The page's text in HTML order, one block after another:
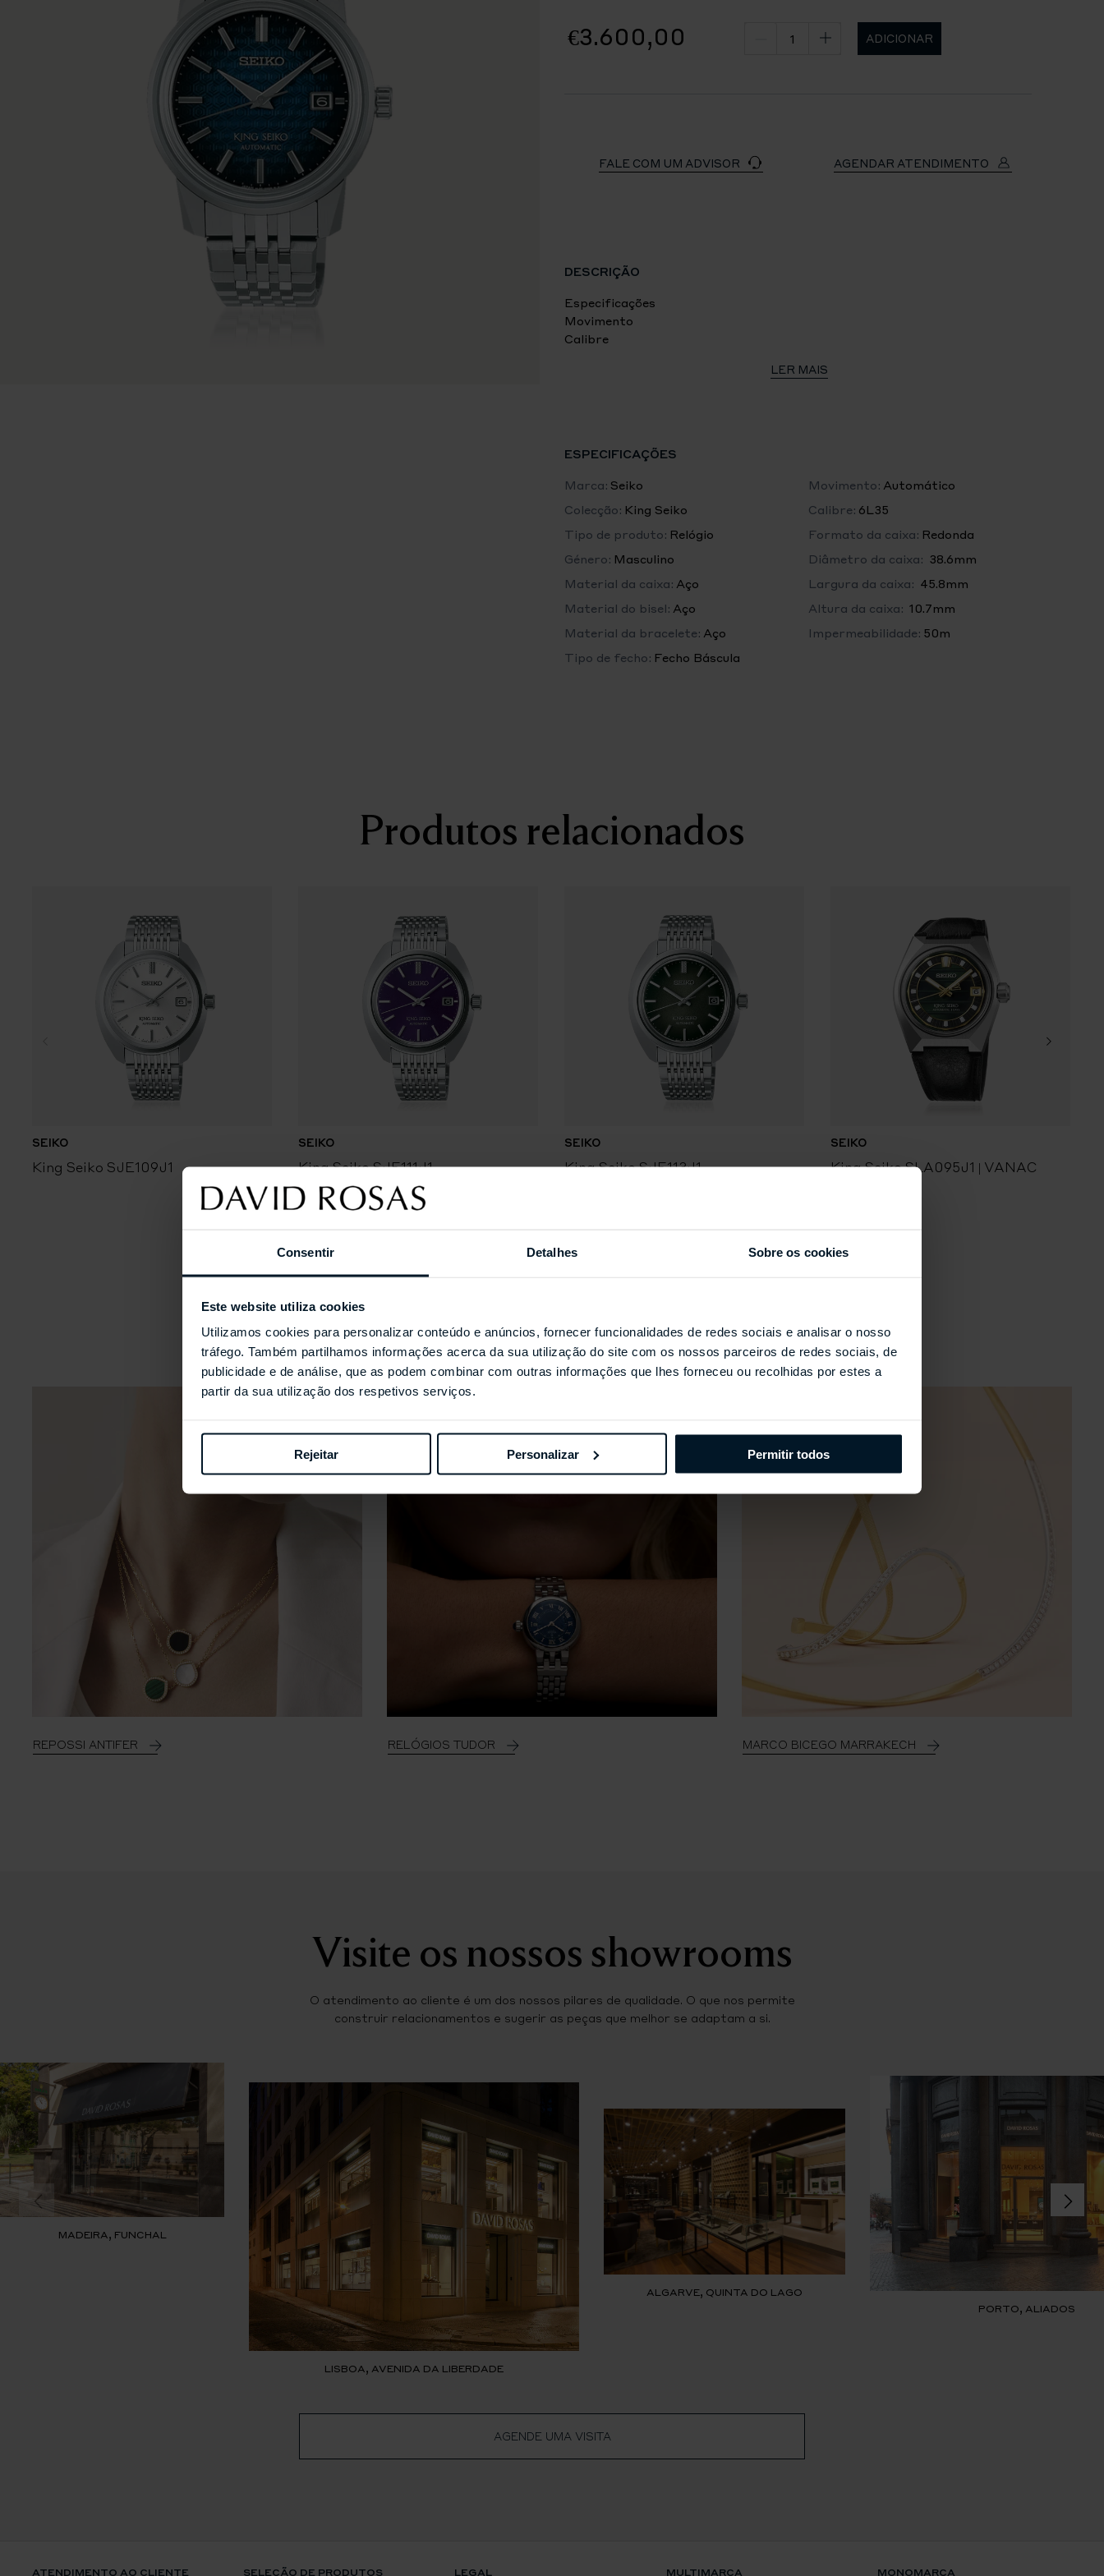
Consentir Detalhes Sobre os cookies
Este website utiliza cookies
Utilizamos cookies para personalizar conteúdo e anúncios, fornecer funcionalidades de redes sociais e analisar o nosso
tráfego. Também partilhamos informações acerca da sua utilização do site com os nossos parceiros de redes sociais, de
publicidade e de análise, que as podem combinar com outras informações que lhes forneceu ou recolhidas por estes a
partir da sua utilização dos respetivos serviços.
Rejeitar Personalizar Permitir todos
€3.600,00 ADICIONAR
FALE COM UM ADVISOR AGENDAR ATENDIMENTO
DESCRIÇÃO
Especificações
Movimento
Calibre
Autonomia
Rubis
Funções
Função de paragem do ponteiro dos segundos para ajuste preciso da hora
Indicador de data
Material da Caixa
Aço inoxidável
Tamanho de Caixa
Diâmetro: 38.6mm
19
Outros Detalhes
Características
Tampa de rosca
LER MAIS
ESPECIFICAÇÕES
Marca: Seiko
Colecção: King Seiko
Tipo de produto: Relógio
Género: Masculino
Material da caixa: Aço
Material do bisel: Aço
Material da bracelete: Aço
Tipo de fecho: Fecho Báscula
Movimento: Automático
Calibre: 6L35
Formato da caixa: Redonda
Diâmetro da caixa: 38.6mm
Largura da caixa: 45.8mm
Altura da caixa: 10.7mm
Impermeabilidade: 50m
Produtos relacionados
SEIKO
King Seiko SJE109J1
SEIKO
King Seiko SJE111J1
SEIKO
King Seiko SJE113J1
SEIKO
King Seiko SLA095J1 | VANAC
Coleções Selecionadas
REPOSSI ANTIFER RELÓGIOS TUDOR MARCO BICEGO MARRAKECH
Visite os nossos showrooms
O atendimento ao cliente é um dos nossos pilares de qualidade. O que nos permite
construir relacionamentos e sugerir as peças que melhor se adaptam a si.
MADEIRA, FUNCHAL
LISBOA, AVENIDA DA LIBERDADE
ALGARVE, QUINTA DO LAGO
PORTO, ALIADOS
AGENDE UMA VISITA
ATENDIMENTO AO CLIENTE SELEÇÃO DE PRODUTOS LEGAL MULTIMARCA MONOMARCA